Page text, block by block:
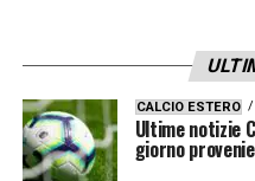
CALCIO ESTERO
Ultime notizie
giorno